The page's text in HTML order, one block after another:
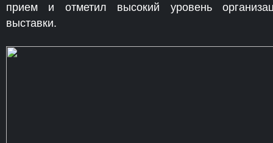
прием и отметил высокий уровень
выставки.